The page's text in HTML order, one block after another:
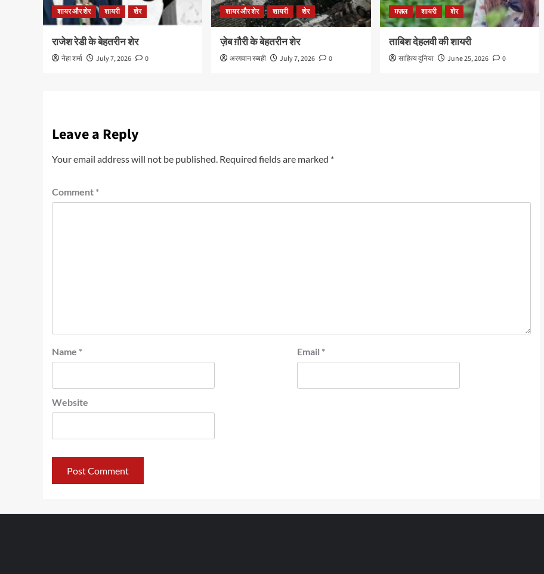
शायर और शेर शायरी शेर
राजेश रेडी के बेहतरीन शेर
नेहा शर्मा July 7, 2026 0
शायर और शेर शायरी शेर
ज़ेब ग़ौरी के बेहतरीन शेर
अरग़वान रब्बही July 7, 2026 0
ग़ज़ल शायरी शेर
ताबिश देहलवी की शायरी
साहित्य दुनिया June 25, 2026 0
Leave a Reply
Your email address will not be published. Required fields are marked *
Comment *
Name * Email *
Website